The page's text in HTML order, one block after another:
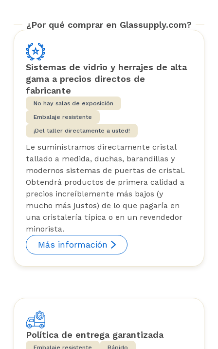
¿Por qué comprar en Glassupply.com?
Sistemas de vidrio y herrajes de alta
gama a precios directos de
fabricante
No hay salas de exposición
Embalaje resistente
¡Del taller directamente a usted!
Le suministramos directamente cristal
tallado a medida, duchas, barandillas y
modernos sistemas de puertas de cristal.
Obtendrá productos de primera calidad a
precios increíblemente más bajos (y
mucho más justos) de lo que pagaría en
una cristalería típica o en un revendedor
minorista.
Más información
Política de entrega garantizada
Embalaje resistente
Rápido